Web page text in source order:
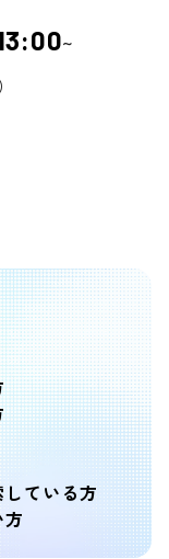
~
ている方